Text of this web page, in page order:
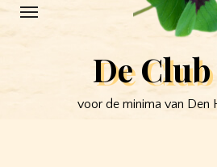
De
voor de minima van Den